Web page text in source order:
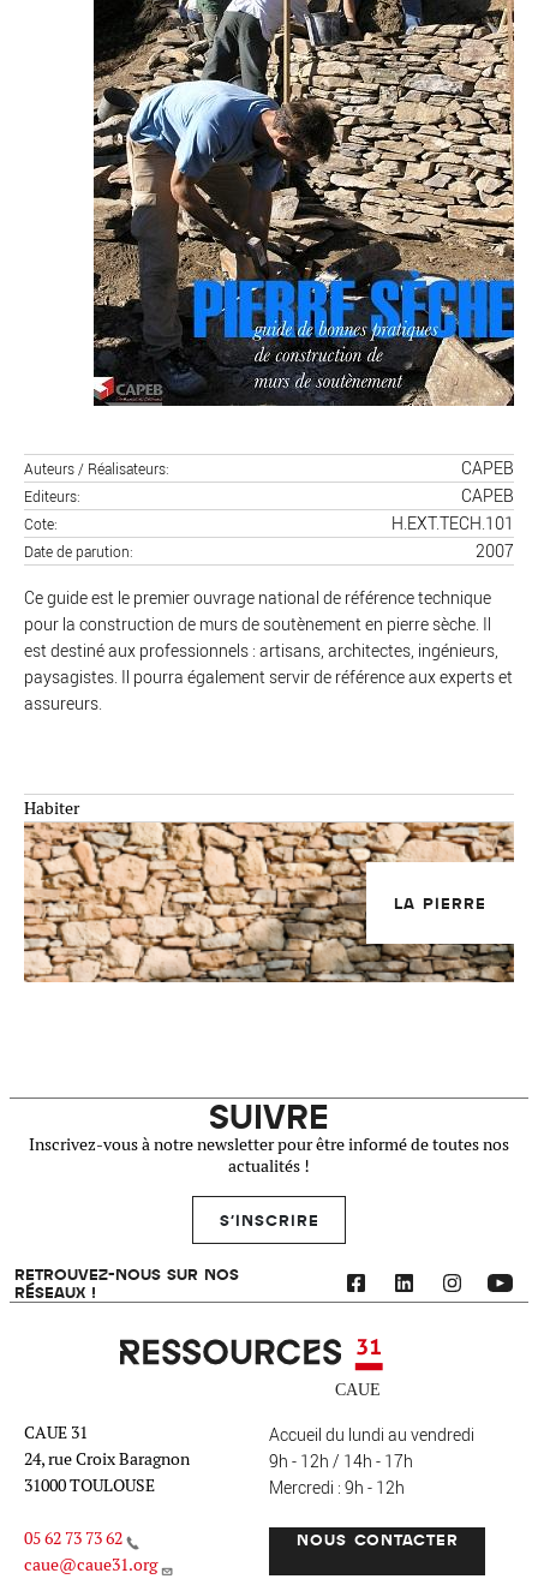
Habiter
LA PIERRE
Auteurs / Réalisateurs CAPEB
Editeurs CAPEB
Cote H.EXT.TECH.101
Date de parution 2007
Ce guide est le premier ouvrage national de référence technique
pour la construction de murs de soutènement en pierre sèche. Il
est destiné aux professionnels : artisans, architectes, ingénieurs,
paysagistes. Il pourra également servir de référence aux experts et
assureurs.
SUIVRE
Inscrivez-vous à notre newsletter pour être informé de toutes nos
actualités !
S'INSCRIRE
RETROUVEZ-NOUS SUR NOS
RÉSEAUX !
Ressources 31
CAUE 31
24, rue Croix Baragnon
31000 TOULOUSE
05 62 73 73 62
caue@caue31.org
Accueil du lundi au vendredi
9h - 12h / 14h - 17h
Mercredi : 9h - 12h
NOUS CONTACTER